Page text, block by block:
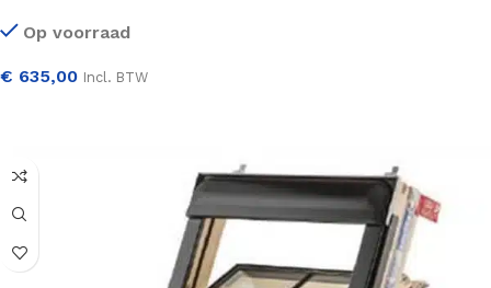
Op voorraad
€ 635,00 Incl. BTW